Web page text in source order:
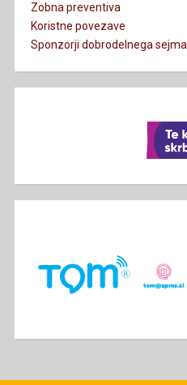
Zobna preventiva
Koristne povezave
Sponzorji dobrodelnega sejma